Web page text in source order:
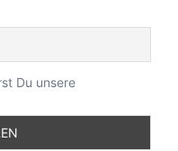
Du unsere